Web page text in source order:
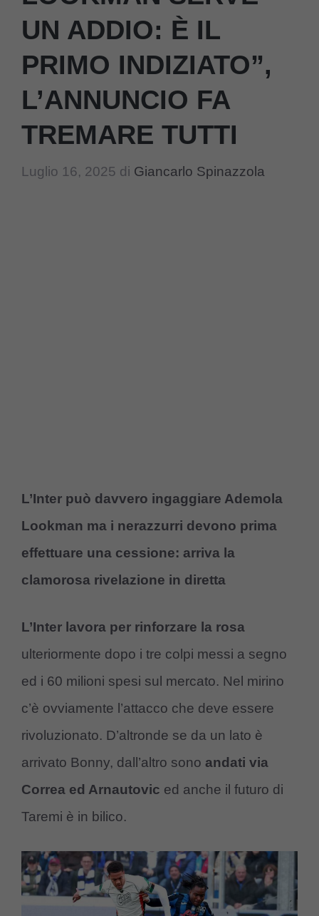
UN ADDIO: È IL
PRIMO INDIZIATO”,
L’ANNUNCIO FA
TREMARE TUTTI
Luglio 16, 2025 di Giancarlo Spinazzola
L’Inter può davvero ingaggiare Ademola
Lookman ma i nerazzurri devono prima
effettuare una cessione: arriva la
clamorosa rivelazione in diretta
L’Inter lavora per rinforzare la rosa
ulteriormente dopo i tre colpi messi a segno
ed i 60 milioni spesi sul mercato. Nel mirino
c’è ovviamente l’attacco che deve essere
rivoluzionato. D’altronde se da un lato è
arrivato Bonny, dall’altro sono andati via
Correa ed Arnautovic ed anche il futuro di
Taremi è in bilico.